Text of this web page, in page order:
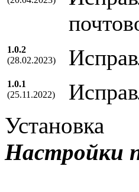
1.0.2
(28.02.2023)
1.0.1
(25.11.2022)
Установка
Настройки